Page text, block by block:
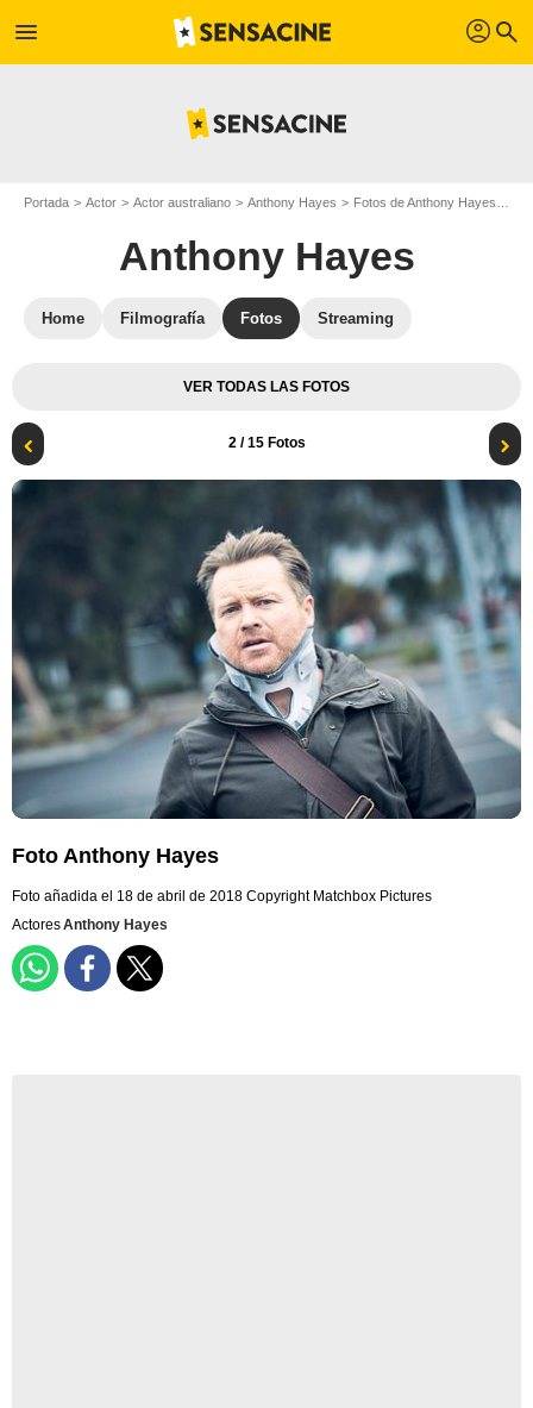
menu profil search
Portada Actor Actor australiano Anthony Hayes Fotos de Anthony Hayes
Anthony Hayes
Home Filmografía Fotos Streaming
VER TODAS LAS FOTOS
2/ 15 Fotos
Foto Anthony Hayes
Foto añadida el 18 de abril de 2018 Copyright Matchbox Pictures
ActoresAnthony Hayes